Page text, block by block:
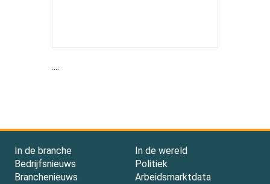
....
In de branche
Bedrijfsnieuws
Branchenieuws
In de wereld
Politiek
Arbeidsmarktdata